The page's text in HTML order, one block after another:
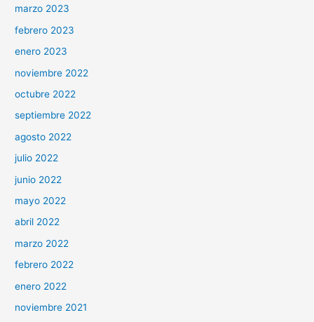
marzo 2023
febrero 2023
enero 2023
noviembre 2022
octubre 2022
septiembre 2022
agosto 2022
julio 2022
junio 2022
mayo 2022
abril 2022
marzo 2022
febrero 2022
enero 2022
noviembre 2021